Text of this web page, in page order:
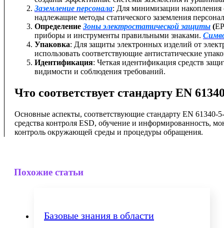
Заземление персонала: Для минимизации накопления
надлежащие методы статического заземления
Определение Зоны электростатической защиты (
приборы и инструменты правильными знаками.
Упаковка: Для защиты электронных изделий от
использовать соответствующие антистатические
Идентификация: Четкая идентификация средств
видимости и соблюдения требований.
Что соответствует стандарту EN
Основные аспекты, соответствующие стандарту EN
средства контроля ESD, обучение и информированность,
контроль окружающей среды и процедуры обращения.
Похожие статьи
Базовые знания в области